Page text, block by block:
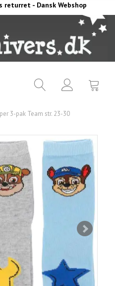
returret - Dansk Webshop
3-pak Team str. 23-30